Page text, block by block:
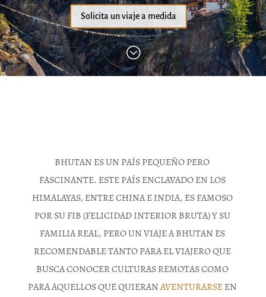
Solicita un viaje a medida
;
BHUTAN ES UN PAÍS PEQUEÑO PERO
FASCINANTE. ESTE PAÍS ENCLAVADO EN LOS
HIMALAYAS, ENTRE CHINA E INDIA, ES FAMOSO
POR SU FIB (FELICIDAD INTERIOR BRUTA) Y SU
FAMILIA REAL, PERO UN VIAJE A BHUTAN ES
RECOMENDABLE TANTO PARA EL VIAJERO QUE
BUSCA CONOCER CULTURAS REMOTAS COMO
PARA AQUELLOS QUE QUIERANAVENTURARSEEN